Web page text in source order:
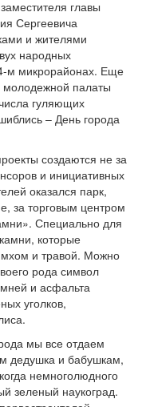
главы
Сергеевича
и жителями
народных
м микрорайонах. Еще
молодежной палаты
гуляющих
– День города
создаются не за
и инициативных
оказался парк,
за торговым центром
Специально для
которые
мхом и травой. Можно
рода символ
и асфальта
уголков,
мы все отдаем
дедушка и бабушкам,
немноголюдного
зеленый наукоград.